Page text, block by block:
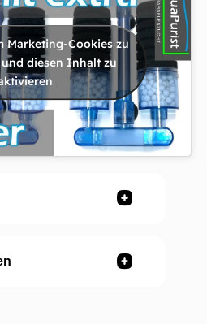
Marketing-Cookies zu
diesen Inhalt zu